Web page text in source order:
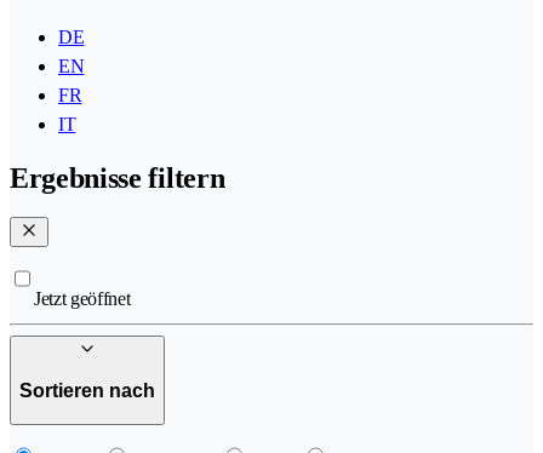
DE
EN
FR
IT
Ergebnisse filtern
Jetzt geöffnet
Sortieren nach